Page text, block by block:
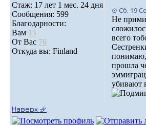
Стаж: 17 лет 1 мес. 24 дня
Сообщения: 599
Благодарности:
Вам 15
От Вас 76
Откуда вы: Finland
⊙ Сб, 19
Не прими
всего
понимаю,
прошла
убивают
Наверх ⮵